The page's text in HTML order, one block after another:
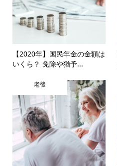
【2020年】国民年金の金額は
いくら？ 免除や猶予...
老後